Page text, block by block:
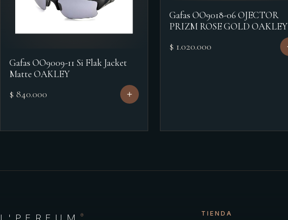
Gafas OO9009-11 Si Flak Jacket
Matte OAKLEY
$ 840.000
Gafas OO9018-06 OJECTOR
PRIZM ROSE GOLD OAKLEY
$ 1.020.000
® TIENDA